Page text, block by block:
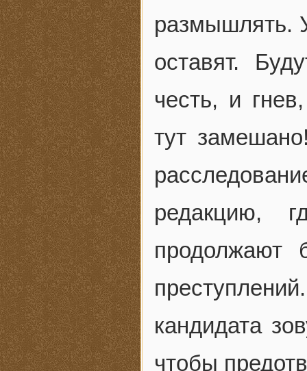
размышлять.
оставят.
честь, и
тут
редакцию,
продолжают
кандидата
чтобы